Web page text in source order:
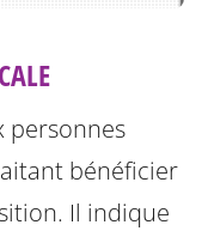
personnes
bénéficier
Il indique